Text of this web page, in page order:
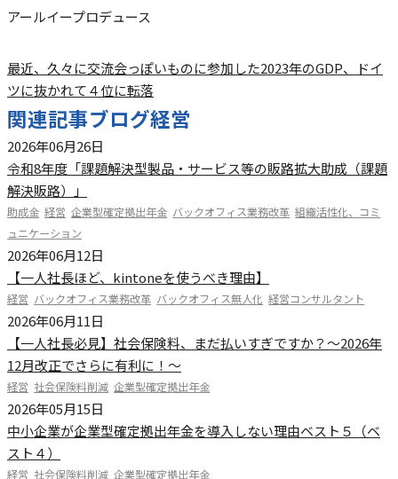
アールイープロデュース
最近、久々に交流会っぽいものに参加した2023年のGDP、ドイ
ツに抜かれて４位に転落
関連記事ブログ経営
2026年06月26日
令和8年度「課題解決型製品・サービス等の販路拡大助成（課題
解決販路）」
助成金 経営 企業型確定拠出年金 バックオフィス業務改革 組織活性化、コミ
ュニケーション
2026年06月12日
【一人社長ほど、kintoneを使うべき理由】
経営 バックオフィス業務改革 バックオフィス無人化 経営コンサルタント
2026年06月11日
【一人社長必見】社会保険料、まだ払いすぎですか？～2026年
12月改正でさらに有利に！～
経営 社会保険料削減 企業型確定拠出年金
2026年05月15日
中小企業が企業型確定拠出年金を導入しない理由ベスト５（ベ
スト４）
経営 社会保険料削減 企業型確定拠出年金